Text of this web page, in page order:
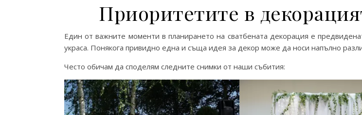
Приоритетите в
Един от важните моменти в планирането на сватбената декорация е
украса. Понякога привидно една и съща идея за декор може да носи напълно
Често обичам да споделям следните снимки от наши събития: